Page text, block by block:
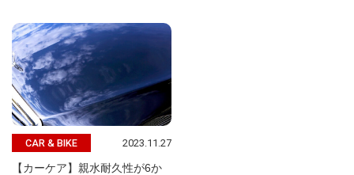
CAR & BIKE 2023.11.27
【カーケア】親水耐久性が6か